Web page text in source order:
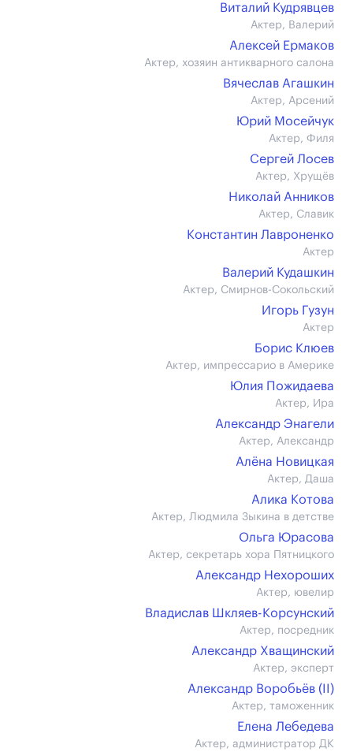
Виталий Кудрявцев
Актер, Валерий
Алексей Ермаков
Актер, хозяин антикварного салона
Вячеслав Агашкин
Актер, Арсений
Юрий Мосейчук
Актер, Филя
Сергей Лосев
Актер, Хрущёв
Николай Анников
Актер, Славик
Константин Лавроненко
Актер
Валерий Кудашкин
Актер, Смирнов-Сокольский
Игорь Гузун
Актер
Борис Клюев
Актер, импрессарио в Америке
Юлия Пожидаева
Актер, Ира
Александр Энагели
Актер, Александр
Алёна Новицкая
Актер, Даша
Алика Котова
Актер, Людмила Зыкина в детстве
Ольга Юрасова
Актер, секретарь хора Пятницкого
Александр Нехороших
Актер, ювелир
Владислав Шкляев-Корсунский
Актер, посредник
Александр Хващинский
Актер, эксперт
Александр Воробьёв (II)
Актер, таможенник
Елена Лебедева
Актер, администратор ДК